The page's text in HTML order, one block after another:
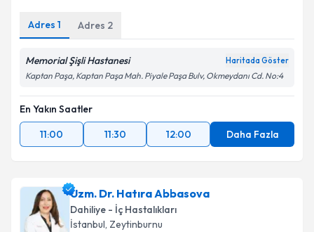
Adres 1 Adres 2
Memorial Şişli Hastanesi Haritada Göster
Kaptan Paşa, Kaptan Paşa Mah. Piyale Paşa Bulv, Okmeydanı Cd. No:4
En Yakın Saatler
11:00
11:30 12:00 Daha Fazla
Uzm. Dr. Hatıra Abbasova
Dahiliye - İç Hastalıkları
İstanbul, Zeytinburnu